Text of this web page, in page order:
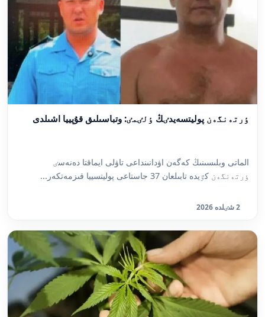
ٶرتەنگەن پوليتسەيدٸڭ ٶلٸمٸ: وتباسىلىق قۇپييا اشىلدى
الماتى وبلىسىنىڭ كەگەن اۋدانىنداعى تاۋلى ايماقتا دەنەسٸ
ٶرتەنگەن كٷيدە تابىلعان 37 جاستاعى پوليتسييا قىزمەتكەر...
2 شٸلدە 2026